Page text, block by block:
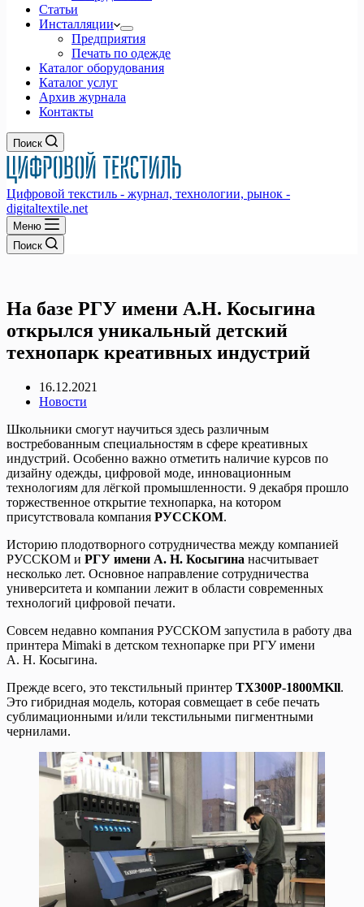
Статьи
Инсталляции
Предприятия
Печать по одежде
Каталог оборудования
Каталог услуг
Архив журнала
Контакты
Поиск
Цифровой текстиль - журнал, технологии, рынок -
digitaltextile.net
Меню
Поиск
На базе РГУ имени А.Н. Косыгина
открылся уникальный детский
технопарк креативных индустрий
16.12.2021
Новости
Школьники смогут научиться здесь различным
востребованным специальностям в сфере креативных
индустрий. Особенно важно отметить наличие курсов по
дизайну одежды, цифровой моде, инновационным
технологиям для лёгкой промышленности. 9 декабря прошло
торжественное открытие технопарка, на котором
присутствовала компания РУССКОМ.
Историю плодотворного сотрудничества между компанией
РУССКОМ и РГУ имени А. Н. Косыгина насчитывает
несколько лет. Основное направление сотрудничества
университета и компании лежит в области современных
технологий цифровой печати.
Совсем недавно компания РУССКОМ запустила в работу два
принтера Mimaki в детском технопарке при РГУ имени
А. Н. Косыгина.
Прежде всего, это текстильный принтер TX300P-1800MKll.
Это гибридная модель, которая совмещает в себе печать
сублимационными и/или текстильными пигментными
чернилами.